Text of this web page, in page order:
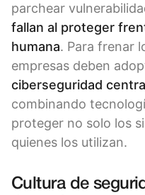
parchear
fallan al proteger
humana. Para frenar
empresas deben
ciberseguridad
combinando
proteger no solo los
quienes los utilizan.
Cultura de